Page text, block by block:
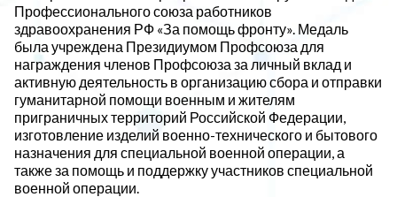
Профессионального союза работников
здравоохранения РФ «За помощь фронту». Медаль
была учреждена Президиумом Профсоюза для
награждения членов Профсоюза за личный вклад и
активную деятельность в организацию сбора и отправки
гуманитарной помощи военным и жителям
приграничных территорий Российской Федерации,
изготовление изделий военно-технического и бытового
назначения для специальной военной операции, а
также за помощь и поддержку участников специальной
военной операции.